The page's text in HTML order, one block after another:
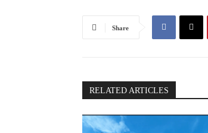
Share
RELATED ARTICLES